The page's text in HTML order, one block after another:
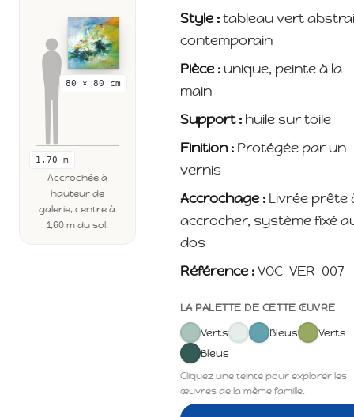
1,70 m
80 × 80 cm
Accrochée à
hauteur de
galerie, centre à
1,60 m du sol.
Style :tableau vert
contemporain
Pièce :unique, peinte à la
main
Support :huile sur toile
Finition :Protégée par un
vernis
Accrochage :Livrée prête
accrocher, système fixé
dos
Référence :VOC-VER-007
LA PALETTE DE CETTE ŒUVRE
Verts
Bleus
Verts
Bleus
Cliquez une teinte pour explorer les
œuvres de la même famille.